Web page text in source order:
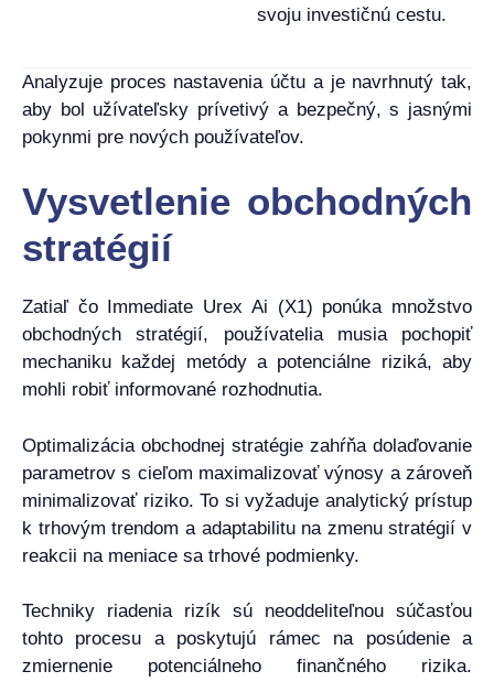
svoju investičnú cestu.
Analyzuje proces nastavenia účtu a je navrhnutý tak,
aby bol užívateľsky prívetivý a bezpečný, s jasnými
pokynmi pre nových používateľov.
Vysvetlenie obchodných
stratégií
Zatiaľ čo Immediate Urex Ai (X1) ponúka množstvo
obchodných stratégií, používatelia musia pochopiť
mechaniku každej metódy a potenciálne riziká, aby
mohli robiť informované rozhodnutia.
Optimalizácia obchodnej stratégie zahŕňa dolaďovanie
parametrov s cieľom maximalizovať výnosy a zároveň
minimalizovať riziko. To si vyžaduje analytický prístup
k trhovým trendom a adaptabilitu na zmenu stratégií v
reakcii na meniace sa trhové podmienky.
Techniky riadenia rizík sú neoddeliteľnou súčasťou
tohto procesu a poskytujú rámec na posúdenie a
zmiernenie potenciálneho finančného rizika.